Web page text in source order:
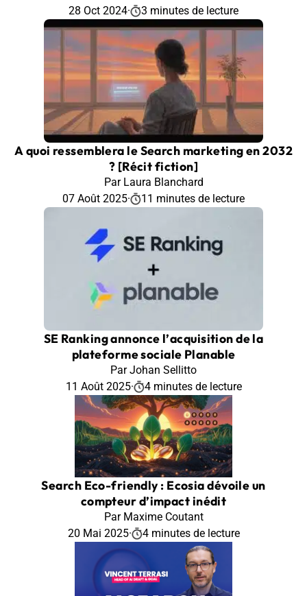
28 Oct 2024· 3 minutes de lecture
A quoi ressemblera le Search marketing en 2032
? [Récit fiction]
Par Laura Blanchard
07 Août 2025· 11 minutes de lecture
SE Ranking annonce l’acquisition de la
plateforme sociale Planable
Par Johan Sellitto
11 Août 2025· 4 minutes de lecture
Search Eco-friendly : Ecosia dévoile un
compteur d’impact inédit
Par Maxime Coutant
20 Mai 2025· 4 minutes de lecture